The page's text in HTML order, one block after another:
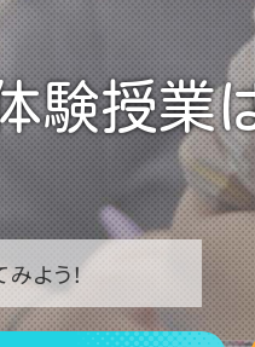
験授業
みよう！